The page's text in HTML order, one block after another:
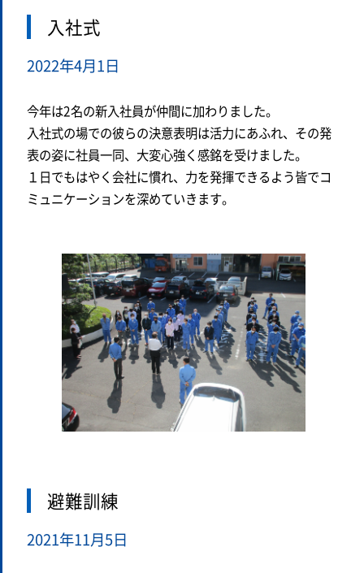
入社式
2022年4月1日
今年は2名の新入社員が仲間に加わりました。
入社式の場での彼らの決意表明は活力にあふれ、その発
表の姿に社員一同、大変心強く感銘を受けました。
１日でもはやく会社に慣れ、力を発揮できるよう皆でコ
ミュニケーションを深めていきます。
避難訓練
2021年11月5日